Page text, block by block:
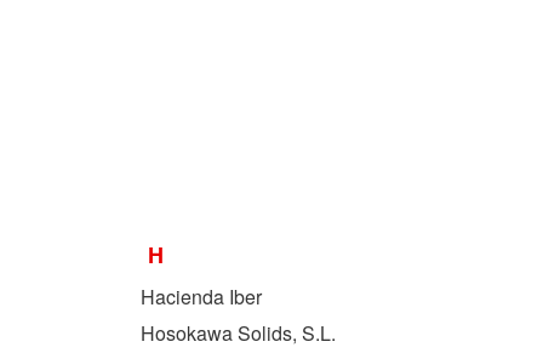
H
Hacienda Iber
Hosokawa Solids, S.L.